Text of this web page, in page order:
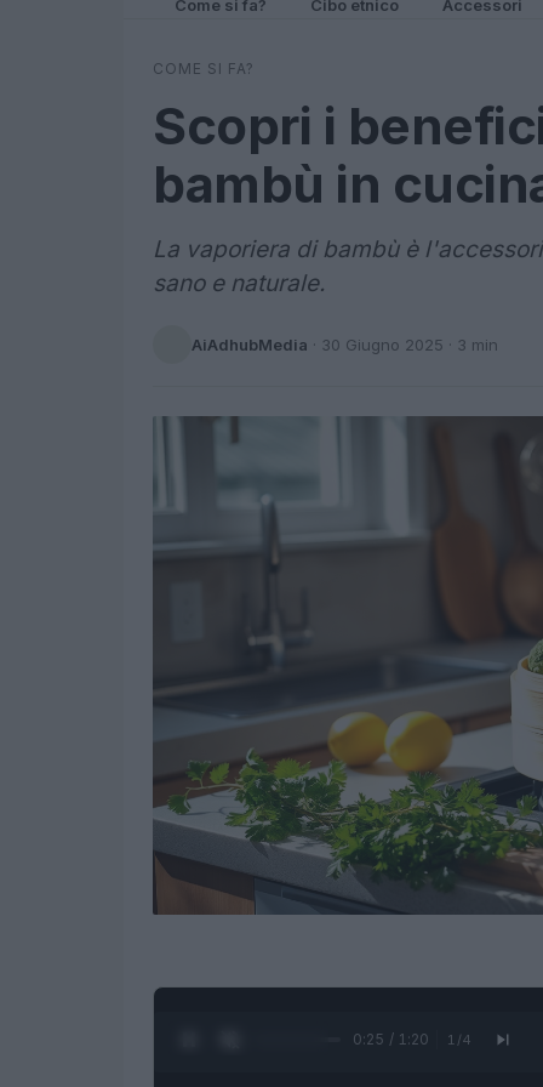
Come si fa? Cibo etnico Accessori
COME SI FA?
Scopri i
bambù in
La vaporiera di bambù è
sano e naturale.
AiAdhubMedia · 30 Giugno 2025 · 3 min
0:27 / 1:20 1 /4